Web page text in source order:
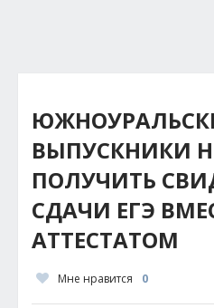
ВЫПУСКНИКИ
ПОЛУЧИТЬ
СДАЧИ ЕГЭ
АТТЕСТАТОМ
Мне нравится 0